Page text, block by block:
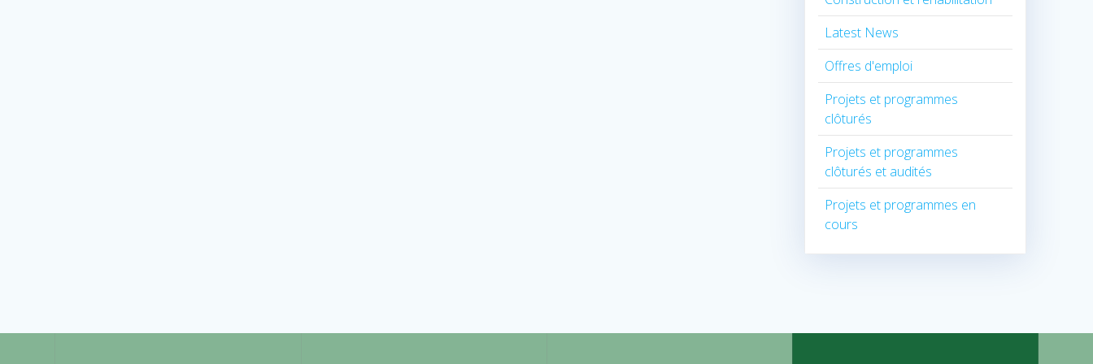
Latest News
Offres d'emploi
Projets et programmes
clôturés
Projets et programmes
clôturés et audités
Projets et programmes en
cours